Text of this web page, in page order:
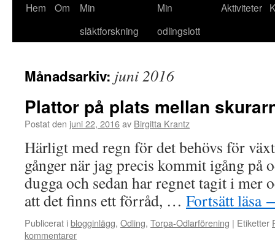
Hem Om
Min
släktforskning
Min
odlingslott
Aktiviteter
Månadsarkiv: juni 2016
Plattor på plats mellan
Postat den juni 22, 2016av Birgitta Krantz
Härligt med regn för det behövs för
gånger när jag precis kommit igång på
dugga och sedan har regnet tagit i mer
att det finns ett förråd, … Fortsätt läsa
Publicerat iblogginlägg, Odling, Torpa-Odlarförening | Etiketter
kommentarer